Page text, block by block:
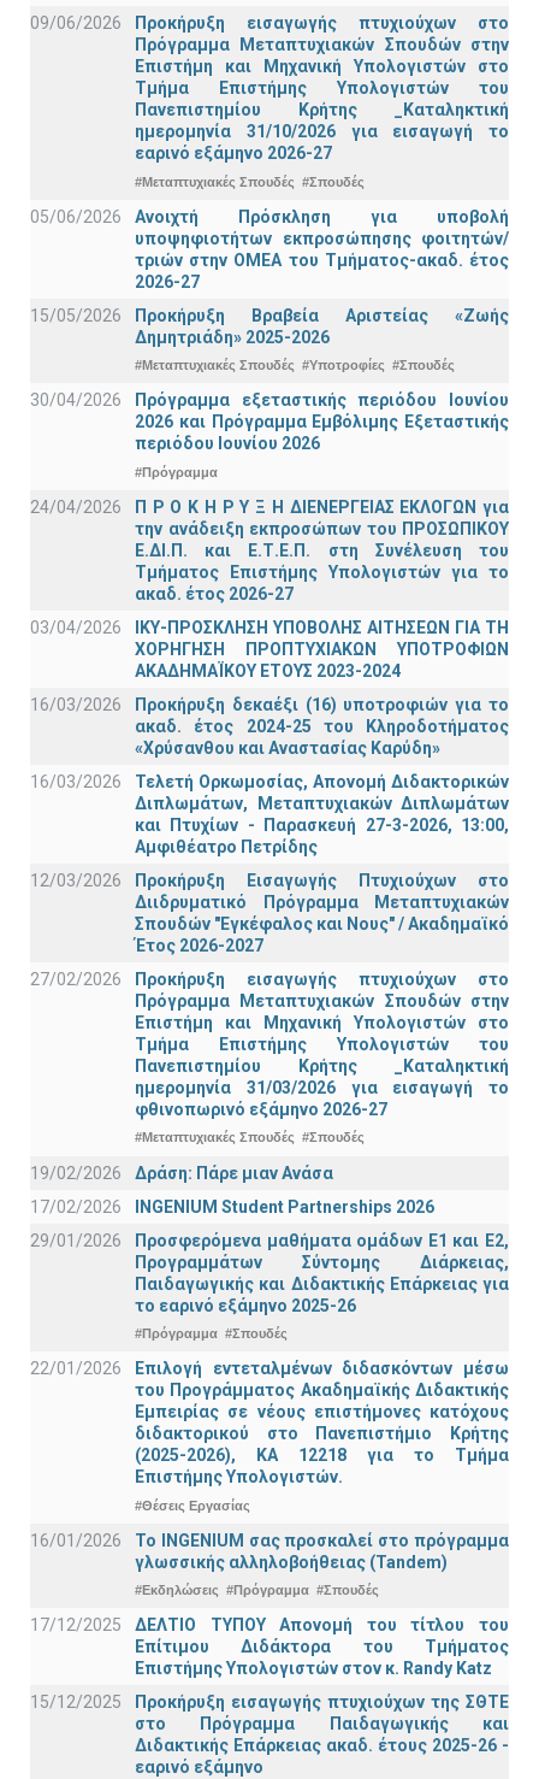
09/06/2026
Προκήρυξη εισαγωγής πτυχιούχων στo
Πρόγραμμα Μεταπτυχιακών Σπουδών στην
Επιστήμη και Μηχανική Υπολογιστών στο
Τμήμα Eπιστήμης Υπολογιστών του
Πανεπιστημίου Κρήτης _Καταληκτική
ημερομηνία 31/10/2026 για εισαγωγή το
εαρινό εξάμηνο 2026-27
#Μεταπτυχιακές Σπουδές #Σπουδές
05/06/2026
Ανοιχτή Πρόσκληση για υποβολή
υποψηφιοτήτων εκπροσώπησης φοιτητών/
τριών στην ΟΜΕΑ του Τμήματος-ακαδ. έτος
2026-27
15/05/2026
Προκήρυξη Βραβεία Αριστείας «Ζωής
Δημητριάδη» 2025-2026
#Μεταπτυχιακές Σπουδές #Υποτροφίες #Σπουδές
30/04/2026
Πρόγραμμα εξεταστικής περιόδου Ιουνίου
2026 και Πρόγραμμα Εμβόλιμης Εξεταστικής
περιόδου Ιουνίου 2026
#Πρόγραμμα
24/04/2026
Π Ρ Ο Κ Η Ρ Υ Ξ Η ΔΙΕΝΕΡΓΕΙΑΣ ΕΚΛΟΓΩΝ για
την ανάδειξη εκπροσώπων του ΠΡΟΣΩΠΙΚΟΥ
Ε.ΔΙ.Π. και Ε.Τ.Ε.Π. στη Συνέλευση του
Τμήματος Επιστήμης Υπολογιστών για το
ακαδ. έτος 2026-27
03/04/2026
ΙΚΥ-ΠΡΟΣΚΛΗΣΗ ΥΠΟΒΟΛΗΣ ΑΙΤΗΣΕΩΝ ΓΙΑ ΤΗ
ΧΟΡΗΓΗΣΗ ΠΡΟΠΤΥΧΙΑΚΩΝ ΥΠΟΤΡΟΦΙΩΝ
ΑΚΑΔΗΜΑΪΚΟΥ ΕΤΟΥΣ 2023-2024
16/03/2026
Προκήρυξη δεκαέξι (16) υποτροφιών για το
ακαδ. έτος 2024-25 του Κληροδοτήματος
«Χρύσανθου και Αναστασίας Καρύδη»
16/03/2026
Τελετή Ορκωμοσίας, Απονομή Διδακτορικών
Διπλωμάτων, Μεταπτυχιακών Διπλωμάτων
και Πτυχίων - Παρασκευή 27-3-2026, 13:00,
Αμφιθέατρο Πετρίδης
12/03/2026
Προκήρυξη Εισαγωγής Πτυχιούχων στο
Διιδρυματικό Πρόγραμμα Μεταπτυχιακών
Σπουδών "Εγκέφαλος και Νους" / Ακαδημαϊκό
Έτος 2026-2027
27/02/2026
Προκήρυξη εισαγωγής πτυχιούχων στo
Πρόγραμμα Μεταπτυχιακών Σπουδών στην
Επιστήμη και Μηχανική Υπολογιστών στο
Τμήμα Eπιστήμης Υπολογιστών του
Πανεπιστημίου Κρήτης _Καταληκτική
ημερομηνία 31/03/2026 για εισαγωγή το
φθινοπωρινό εξάμηνο 2026-27
#Μεταπτυχιακές Σπουδές #Σπουδές
19/02/2026
Δράση: Πάρε μιαν Ανάσα
17/02/2026
INGENIUM Student Partnerships 2026
29/01/2026
Προσφερόμενα μαθήματα ομάδων Ε1 και Ε2,
Προγραμμάτων Σύντομης Διάρκειας,
Παιδαγωγικής και Διδακτικής Επάρκειας για
το εαρινό εξάμηνο 2025-26
#Πρόγραμμα #Σπουδές
22/01/2026
Επιλογή εντεταλμένων διδασκόντων μέσω
του Προγράμματος Ακαδημαϊκής Διδακτικής
Εμπειρίας σε νέους επιστήμονες κατόχους
διδακτορικού στο Πανεπιστήμιο Κρήτης
(2025-2026), ΚΑ 12218 για το Τμήμα
Επιστήμης Υπολογιστών.
#Θέσεις Εργασίας
16/01/2026
Το INGENIUM σας προσκαλεί στο πρόγραμμα
γλωσσικής αλληλοβοήθειας (Tandem)
#Εκδηλώσεις #Πρόγραμμα #Σπουδές
17/12/2025
ΔΕΛΤΙΟ ΤΥΠΟΥ Απονομή του τίτλου του
Επίτιμου Διδάκτορα του Τμήματος
Επιστήμης Υπολογιστών στον κ. Randy Katz
15/12/2025
Προκήρυξη εισαγωγής πτυχιούχων της ΣΘΤΕ
στο Πρόγραμμα Παιδαγωγικής και
Διδακτικής Επάρκειας ακαδ. έτους 2025-26 -
εαρινό εξάμηνο